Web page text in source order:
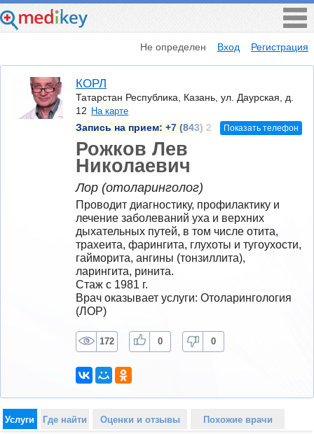
Не определен Вход Регистрация
КОРЛ
Татарстан Республика, Казань, ул. Даурская, д.
12 На карте
Запись на прием: +7 (843) 2 Показать телефон
Рожков Лев
Николаевич
Лор (отоларинголог)
Проводит диагностику, профилактику и
лечение заболеваний уха и верхних
дыхательных путей, в том числе отита,
трахеита, фарингита, глухоты и тугоухости,
гайморита, ангины (тонзиллита),
ларингита, ринита.
Стаж с 1981 г.
Врач оказывает услуги: Отоларингология
(ЛОР)
172 0 0
Услуги Где найти Оценки и отзывы Похожие врачи